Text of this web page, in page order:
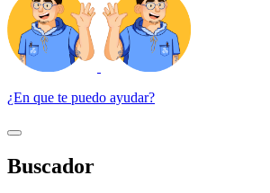
¿En que te puedo ayudar?
Buscador